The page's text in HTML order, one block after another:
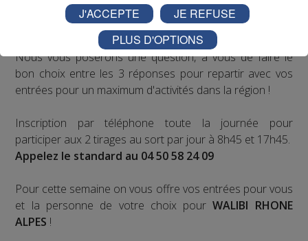
Déstination été ! Une question...une destination !
Nous vous poserons une question, a vous de faire le
bon choix entre les 3 réponses pour repartir avec vos
entrées pour un maximum d'activités dans la région !
Inscription par téléphone toute la journée pour
participer aux 2 tirages au sort par jour à 8h45 et 17h45.
Appelez le standard au 04 50 58 24 09
Pour cette semaine on vous offre vos entrées pour vous
et la personne de votre choix pourWALIBI RHONE
ALPES !
J'ACCEPTE
JE REFUSE
PLUS D'OPTIONS